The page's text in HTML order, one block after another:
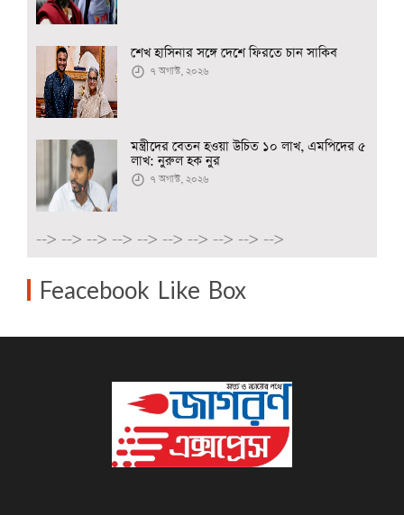
শেখ হাসিনার সঙ্গে দেশে ফিরতে চান সাকিব
৭ অগাস্ট, ২০২৬
মন্ত্রীদের বেতন হওয়া উচিত ১০ লাখ, এমপিদের ৫
লাখ: নুরুল হক নুর
৭ অগাস্ট, ২০২৬
--> --> --> --> --> --> --> --> --> -->
Feacebook Like Box